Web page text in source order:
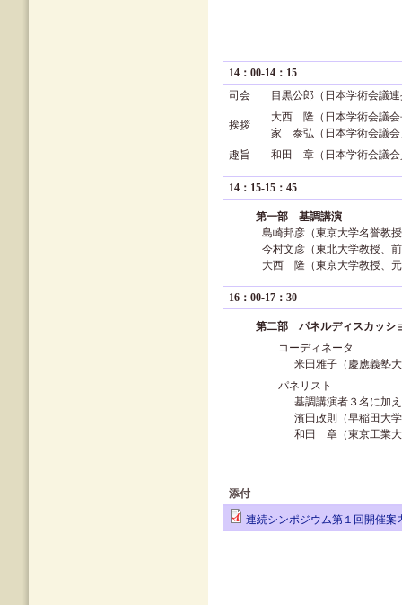
14：00-14：15
司会
目黒公郎（日本学術会議
挨拶
大西 隆（日本学術会議会
家 泰弘（日本学術会議会
趣旨
和田 章（日本学術会議会
14：15-15：45
第一部 基調講演
島崎邦彦（東京大学名誉教
今村文彦（東北大学教授、
大西 隆（東京大学教授、
16：00-17：30
第二部 パネルディスカッシ
コーディネータ
米田雅子（慶應義塾
パネリスト
基調講演者３名に加
濱田政則（早稲田大
和田 章（東京工業大
添付
連続シンポジウム第１回開催案